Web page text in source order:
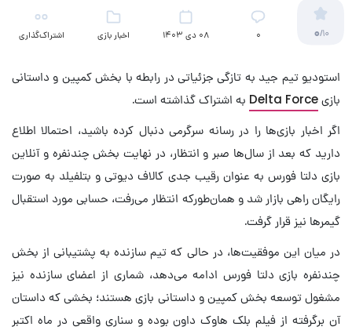
0/10 ۰ 08 دی 1403 اخبار بازی اشتراک‌گذاری
استودیو تیم جید به تازگی جزئیاتی در رابطه با بخش کمپین و داستانی
بازیDelta Force به اشتراک گذاشته است.
اگر اخبار بازی‌ها را در رسانه سرگرمی دنبال کرده باشید، احتمالا اطلاع
دارید که بعد از سال‌ها صبر و انتظار، در نهایت بخش چندنفره و آنلاین
بازی دلتا فورس به عنوان رقیب جدی کالاف دیوتی و بتلفیلد به صورت
رایگان راهی بازار شد و همان‌طورکه انتظار می‌رفت، حسابی مورد استقبال
گیمرها نیز قرار گرفت.
در میان این موفقیت‌ها، در حالی که تیم سازنده به پشتیبانی از بخش
چندنفره بازی دلتا فورس ادامه می‌دهد، شماری از اعضای سازنده نیز
مشغول توسعه بخش کمپین و داستانی بازی هستند؛ بخشی که داستان
آن برگرفته از فیلم بلک هاوک داون بوده و سناری واقعی در ماه اکتبر